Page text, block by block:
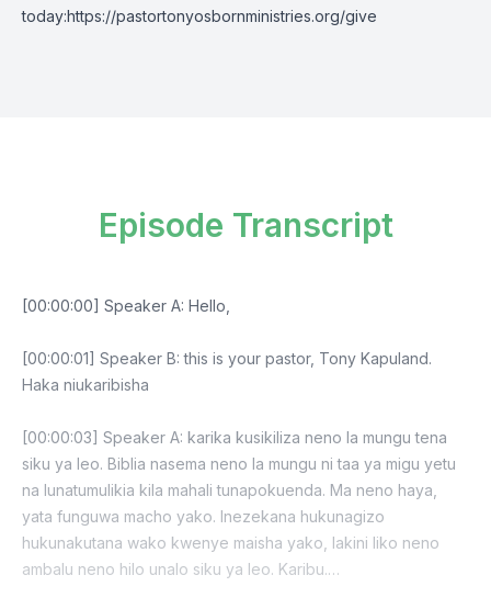
today:https://pastortonyosbornministries.org/give
Episode Transcript
[00:00:00] Speaker A: Hello,
[00:00:01] Speaker B: this is your pastor, Tony Kapuland.
Haka niukaribisha
[00:00:03] Speaker A: karika kusikiliza neno la mungu tena
siku ya leo. Biblia nasema neno la mungu ni taa ya migu yetu
na lunatumulikia kila mahali tunapokuenda. Ma neno haya,
yata funguwa macho yako. Inezekana hukunagizo
hukunakutana wako kwenye maisha yako, lakini liko neno
ambalu neno hilo unalo siku ya leo. Karibu.